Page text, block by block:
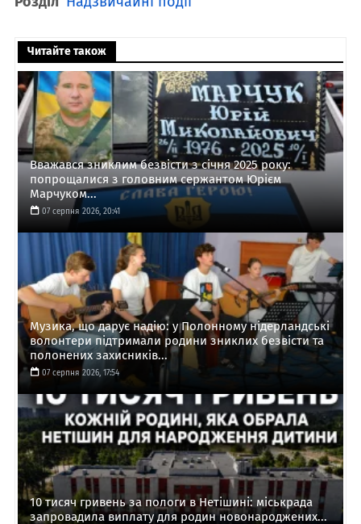
Читайте також
Вважався зниклим безвісти з січня 2025 року:
попрощалися з головним сержантом Юрієм
Марчуком...
07 серпня 2026, 20:41
Музика, що дарує надію: у Полонному нідерландські
волонтери підтримали родини зниклих безвісти та
полонених захисників...
07 серпня 2026, 17:54
10 тисяч гривень за пологи в Нетішині: міськрада
запровадила виплату для родин новонароджених...